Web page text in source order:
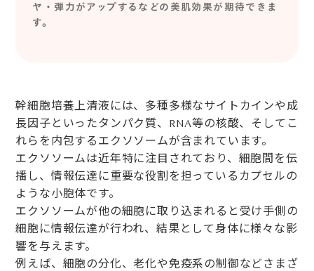
ヤ・弾力がアップするなどの美肌効果が期待できま
す。
幹細胞培養上清液には、多種多様なサイトカインや成
長因子といったタンパク質、RNA等の核酸、そしてこ
れらを内包するエクソソームが含まれています。
エクソソームは近年特に注目されており、細胞間を伝
播し、情報伝達に重要な役割を担っているカプセルの
ような小胞体です。
エクソソームが他の細胞に取り込まれると受け手側の
細胞に情報伝達が行われ、結果として身体に様々な影
響を与えます。
例えば、細胞の分化、老化や免疫系の制御などさまざ